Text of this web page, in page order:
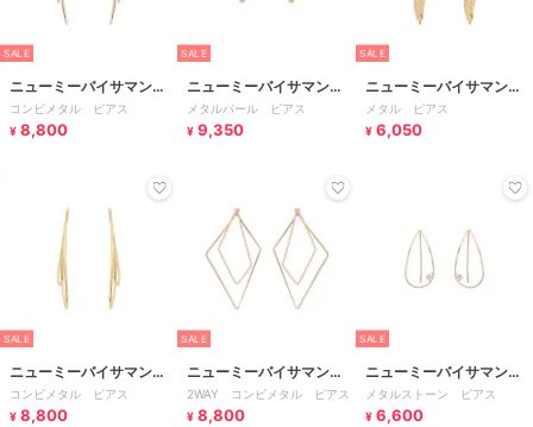
SALE
ニューミーバイサマンサ
タバサ
コンビメタル ピアス
¥ 8,800
SALE
ニューミーバイサマンサ
タバサ
メタルパール ピアス
¥ 9,350
SALE
ニューミーバイサマンサ
タバサ
メタル ピアス
¥ 6,050
SALE
ニューミーバイサマンサ
タバサ
コンビメタル ピアス
¥ 8,800
SALE
ニューミーバイサマンサ
タバサ
2WAY コンビメタル ピアス
¥ 8,800
SALE
ニューミーバイサマンサ
タバサ
メタルストーン ピアス
¥ 6,600